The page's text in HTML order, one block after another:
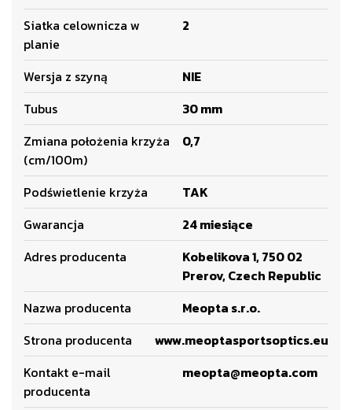
Siatka celownicza w
planie
2
Wersja z szyną
NIE
Tubus
30 mm
Zmiana położenia krzyża
(cm/100m)
0,7
Podświetlenie krzyża
TAK
Gwarancja
24 miesiące
Adres producenta
Kobelikova 1, 750 02
Prerov, Czech Republic
Nazwa producenta
Meopta s.r.o.
Strona producenta
www.meoptasportsoptics.eu
Kontakt e-mail
producenta
meopta@meopta.com